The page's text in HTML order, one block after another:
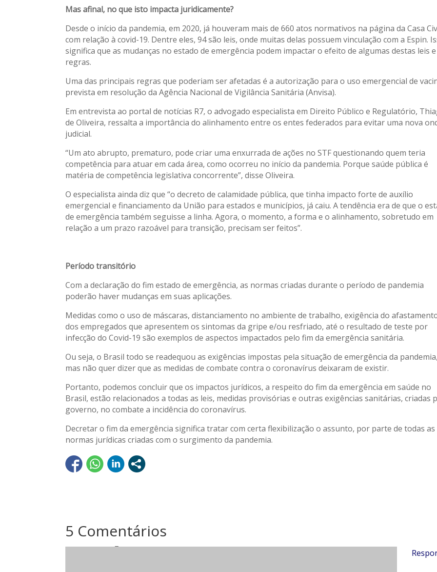
Mas afinal, no que isto impacta juridicamente?
Desde o início da pandemia, em 2020, já houveram mais de 660 atos normativos na página da Casa
com relação à covid-19. Dentre eles, 94 são leis, onde muitas delas possuem vinculação com a Espin.
significa que as mudanças no estado de emergência podem impactar o efeito de algumas destas leis e
regras.
Uma das principais regras que poderiam ser afetadas é a autorização para o uso emergencial de
prevista em resolução da Agência Nacional de Vigilância Sanitária (Anvisa).
Em entrevista ao portal de notícias R7, o advogado especialista em Direito Público e Regulatório,
de Oliveira, ressalta a importância do alinhamento entre os entes federados para evitar uma nova
judicial.
“Um ato abrupto, prematuro, pode criar uma enxurrada de ações no STF questionando quem teria
competência para atuar em cada área, como ocorreu no início da pandemia. Porque saúde pública é
matéria de competência legislativa concorrente”, disse Oliveira.
O especialista ainda diz que “o decreto de calamidade pública, que tinha impacto forte de auxílio
emergencial e financiamento da União para estados e municípios, já caiu. A tendência era de que o
de emergência também seguisse a linha. Agora, o momento, a forma e o alinhamento, sobretudo em
relação a um prazo razoável para transição, precisam ser feitos”.
Período transitório
Com a declaração do fim estado de emergência, as normas criadas durante o período de pandemia
poderão haver mudanças em suas aplicações.
Medidas como o uso de máscaras, distanciamento no ambiente de trabalho, exigência do
dos empregados que apresentem os sintomas da gripe e/ou resfriado, até o resultado de teste por
infecção do Covid-19 são exemplos de aspectos impactados pelo fim da emergência sanitária.
Ou seja, o Brasil todo se readequou as exigências impostas pela situação de emergência da pandemia,
mas não quer dizer que as medidas de combate contra o coronavírus deixaram de existir.
Portanto, podemos concluir que os impactos jurídicos, a respeito do fim da emergência em saúde no
Brasil, estão relacionados a todas as leis, medidas provisórias e outras exigências sanitárias, criadas
governo, no combate a incidência do coronavírus.
Decretar o fim da emergência significa tratar com certa flexibilização o assunto, por parte de todas as
normas jurídicas criadas com o surgimento da pandemia.
5 Comentários
Eagenny